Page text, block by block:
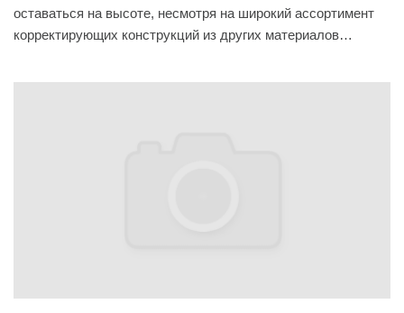
оставаться на высоте, несмотря на широкий ассортимент
корректирующих конструкций из других материалов…